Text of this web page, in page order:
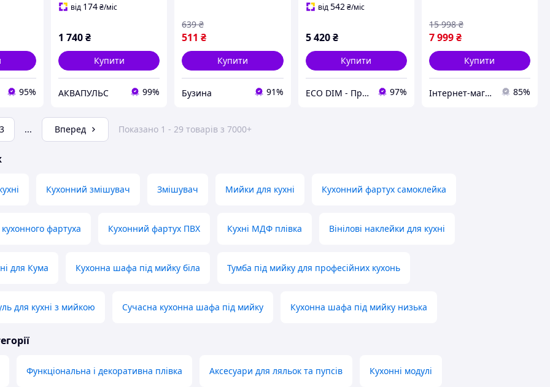
95%
від 174₴/міс
1 740₴
Купити
АКВАПУЛЬС 99%
511 ₴
639 ₴
Купити
Бузина 91%
від542 ₴/міс
5 420 ₴
Купити
ECO DIM - Продаж та встановлення кабельних систем обігріву під ключ 97%
7 999₴
15 998 ₴
Купити
Інтернет-магазин bb-buy 85%
3 ... Вперед Показано 1 - 29 товарів з 7000+
Кухонний змішувач Змішувач Мийки для кухні Кухонний фартух самоклейка
фартуха Кухонний фартух ПВХ Кухні МДФ плівка Вінілові наклейки для кухні
для Кума Кухонна шафа під мийку біла Тумба під мийку для професійних кухонь
для кухні з мийкою Сучасна кухонна шафа під мийку Кухонна шафа під мийку низька
Функціональна і декоративна плівка Аксесуари для ляльок та пупсів Кухонні модулі